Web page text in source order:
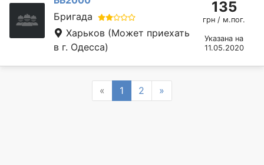
Бригада
Харьков (Может приехать
в г. Одесса)
135
грн / м.пог.
Указана на
11.05.2020
« Previous
1 2 »